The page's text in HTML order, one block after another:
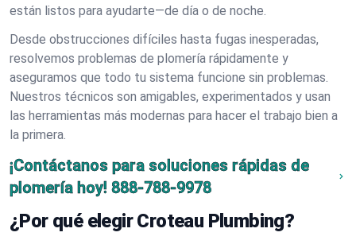
están listos para ayudarte—de día o de noche.
Desde obstrucciones difíciles hasta fugas inesperadas,
resolvemos problemas de plomería rápidamente y
aseguramos que todo tu sistema funcione sin problemas.
Nuestros técnicos son amigables, experimentados y usan
las herramientas más modernas para hacer el trabajo bien a
la primera.
¡Contáctanos para soluciones rápidas de
plomería hoy! 888-788-9978
¿Por qué elegir Croteau Plumbing?